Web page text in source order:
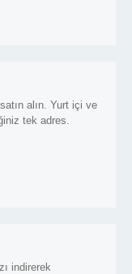
alın. Yurt içi ve
tek adres.
indirerek